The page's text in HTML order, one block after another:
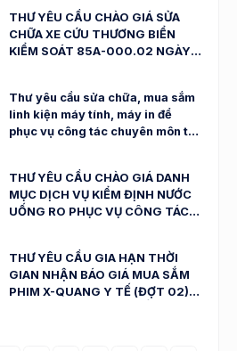
THƯ YÊU CẦU CHÀO GIÁ SỬA
CHỮA XE CỨU THƯƠNG BIỂN
KIỂM SOÁT 85A-000.02 NGÀY
Thư yêu cầu sửa chữa, mua sắm
linh kiện máy tính, máy in để
phục vụ công tác chuyên môn tại
THƯ YÊU CẦU CHÀO GIÁ DANH
MỤC DỊCH VỤ KIỂM ĐỊNH NƯỚC
UỐNG RO PHỤC VỤ CÔNG TÁC
NGÀY 29/7/2026
THƯ YÊU CẦU GIA HẠN THỜI
GIAN NHẬN BÁO GIÁ MUA SẮM
PHIM X-QUANG Y TẾ (ĐỢT 02)